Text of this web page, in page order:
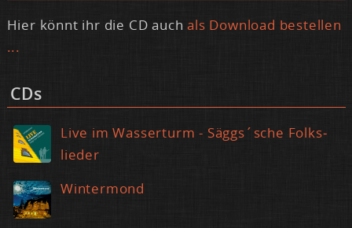
Hier könnt ihr die CD auchals Down­load be­stel­len
...
CDs
Live im Was­ser­turm - Säggs´sche Folk­s­
lie­der
Win­ter­mond